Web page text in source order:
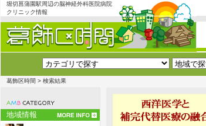
堀切菖蒲園駅周辺の脳神経外科医院病院
クリニック情報
葛飾区時間 > 検索結果
地域情報